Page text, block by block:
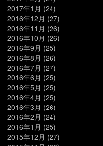
2017年1月 (24)
2016年12月 (27)
2016年11月 (26)
2016年10月 (26)
2016年9月 (25)
2016年8月 (26)
2016年7月 (27)
2016年6月 (25)
2016年5月 (25)
2016年4月 (25)
2016年3月 (26)
2016年2月 (24)
2016年1月 (25)
2015年12月 (27)